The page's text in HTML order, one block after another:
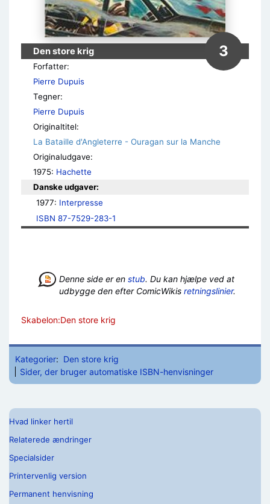
Den store krig 3
Forfatter:
Pierre Dupuis
Tegner:
Pierre Dupuis
Originaltitel:
La Bataille d'Angleterre - Ouragan sur la Manche
Originaludgave:
1975: Hachette
Danske udgaver:
1977: Interpresse
ISBN 87-7529-283-1
Denne side er en stub. Du kan hjælpe ved at
udbygge den efter ComicWikis retningslinier.
Skabelon:Den store krig
Kategorier: Den store krig
Sider, der bruger automatiske ISBN-henvisninger
Hvad linker hertil
Relaterede ændringer
Specialsider
Printervenlig version
Permanent henvisning